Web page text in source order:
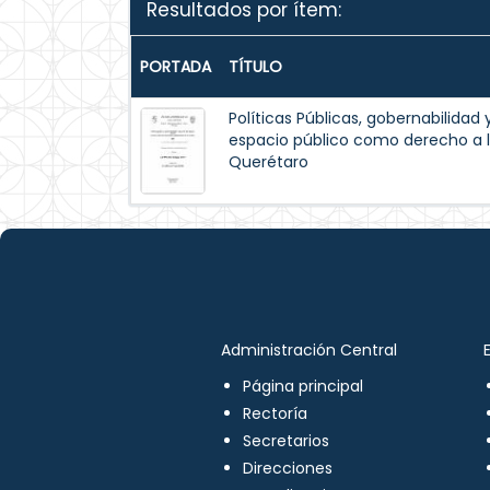
Resultados por ítem:
PORTADA TÍTULO
Políticas Públicas,
espacio público como derecho a
Querétaro
Administración Central
Página principal
Rectoría
Secretarios
Direcciones